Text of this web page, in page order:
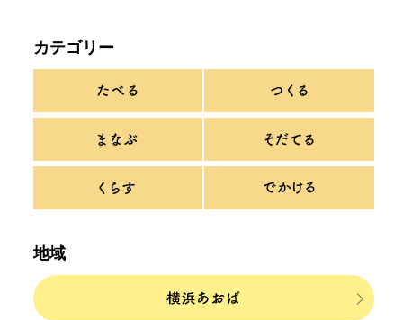
カテゴリー
地域